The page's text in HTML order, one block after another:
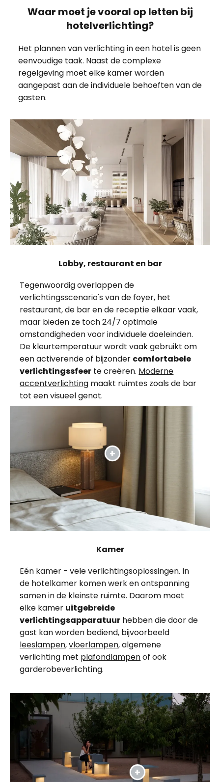
Waar moet je vooral op letten bij
hotelverlichting?
Het plannen van verlichting in een hotel is geen
eenvoudige taak. Naast de complexe
regelgeving moet elke kamer worden
aangepast aan de individuele behoeften van de
gasten.
Lobby, restaurant en bar
Tegenwoordig overlappen de
verlichtingsscenario's van de foyer, het
restaurant, de bar en de receptie elkaar vaak,
maar bieden ze toch 24/7 optimale
omstandigheden voor individuele doeleinden.
De kleurtemperatuur wordt vaak gebruikt om
een activerende of bijzonder comfortabele
verlichtingssfeer te creëren. Moderne
accentverlichting maakt ruimtes zoals de bar
tot een visueel genot.
Kamer
Eén kamer - vele verlichtingsoplossingen. In
de hotelkamer komen werk en ontspanning
samen in de kleinste ruimte. Daarom moet
elke kamer uitgebreide
verlichtingsapparatuur hebben die door de
gast kan worden bediend, bijvoorbeeld
leeslampen,vloerlampen, algemene
verlichting met plafondlampenof ook
garderobeverlichting.